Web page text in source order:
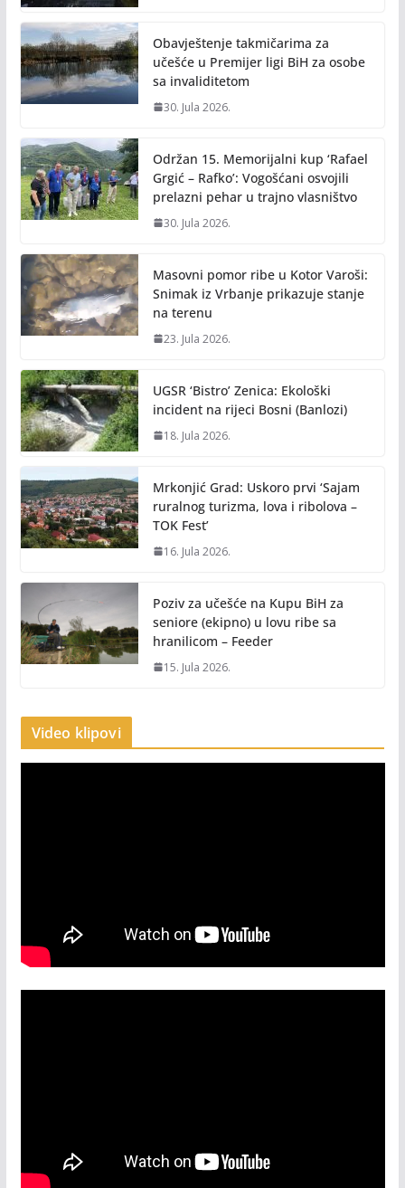
Obavještenje takmičarima za
učešće u Premijer ligi BiH za osobe
sa invaliditetom
30. Jula 2026.
Održan 15. Memorijalni kup ‘Rafael
Grgić – Rafko’: Vogošćani osvojili
prelazni pehar u trajno vlasništvo
30. Jula 2026.
Masovni pomor ribe u Kotor Varoši:
Snimak iz Vrbanje prikazuje stanje
na terenu
23. Jula 2026.
UGSR ‘Bistro’ Zenica: Ekološki
incident na rijeci Bosni (Banlozi)
18. Jula 2026.
Mrkonjić Grad: Uskoro prvi ‘Sajam
ruralnog turizma, lova i ribolova –
TOK Fest’
16. Jula 2026.
Poziv za učešće na Kupu BiH za
seniore (ekipno) u lovu ribe sa
hranilicom – Feeder
15. Jula 2026.
Video klipovi